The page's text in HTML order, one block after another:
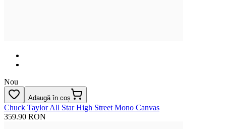
Nou
Adaugă în coș
Chuck Taylor All Star High Street Mono Canvas
359.90 RON